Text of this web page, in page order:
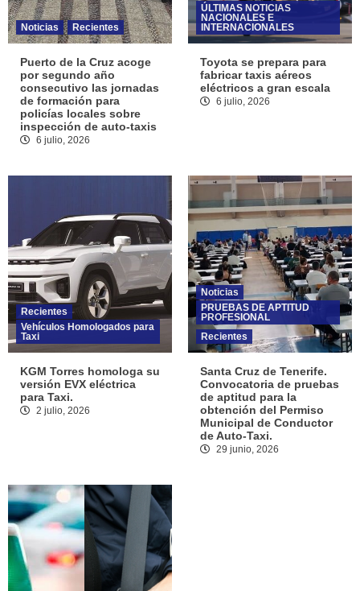
Noticias Recientes
Puerto de la Cruz acoge
por segundo año
consecutivo las jornadas
de formación para
policías locales sobre
inspección de auto-taxis
6 julio, 2026
ÚLTIMAS NOTICIAS
NACIONALES E
INTERNACIONALES
Toyota se prepara para
fabricar taxis aéreos
eléctricos a gran escala
6 julio, 2026
Recientes
Vehículos Homologados para
Taxi
KGM Torres homologa su
versión EVX eléctrica
para Taxi.
2 julio, 2026
Noticias
PRUEBAS DE APTITUD
PROFESIONAL
Recientes
Santa Cruz de Tenerife.
Convocatoria de pruebas
de aptitud para la
obtención del Permiso
Municipal de Conductor
de Auto-Taxi.
29 junio, 2026